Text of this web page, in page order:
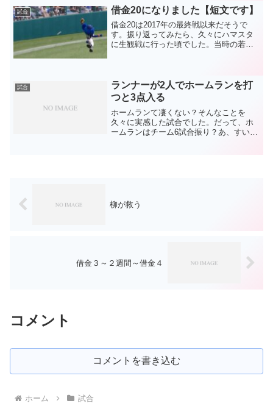
っていても、こっちが点をとらなければ
勝てません。九里の立ち上...
試合 借金20になりました【短文です】
借金20は2017年の最終戦以来だそうで
す。振り返ってみたら、久々にハマスタ
に生観戦に行った頃でした。当時の若
です。あれから6年。ま...
試合
ランナーが2人でホームランを打
つと3点入る
ホームランて凄くない？そんなことを
久々に実感した試合でした。だって、ホ
ームランはチーム6試合振り？あ、すいま
柳が救う
借金３～２週間～借金４
コメント
コメントを書き込む
ホーム 試合